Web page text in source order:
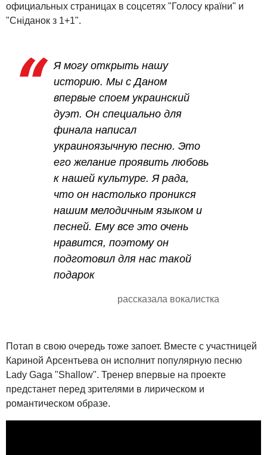
официальных страницах в соцсетях "Голосу країни" и
"Сніданок з 1+1".
Я могу открыть нашу
историю. Мы с Даном
впервые споем украинский
дуэт. Он специально для
финала написал
украиноязычную песню. Это
его желание проявить любовь
к нашей культуре. Я рада,
что он настолько проникся
нашим мелодичным языком и
песней. Ему все это очень
нравится, поэтому он
подготовил для нас такой
подарок
рассказала вокалистка
Потап в свою очередь тоже запоет. Вместе с участницей
Кариной Арсентьева он исполнит популярную песню
Lady Gaga "Shallow". Тренер впервые на проекте
предстанет перед зрителями в лирическом и
романтическом образе.